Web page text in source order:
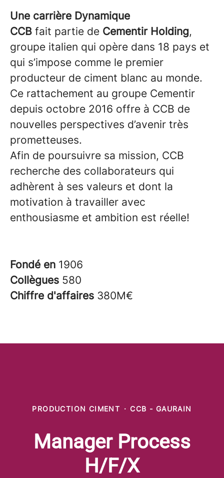
Une carrière Dynamique
CCB fait partie de Cementir Holding,
groupe italien qui opère dans 18 pays et
qui s’impose comme le premier
producteur de ciment blanc au monde.
Ce rattachement au groupe Cementir
depuis octobre 2016 offre à CCB de
nouvelles perspectives d’avenir très
prometteuses.
Afin de poursuivre sa mission, CCB
recherche des collaborateurs qui
adhèrent à ses valeurs et dont la
motivation à travailler avec
enthousiasme et ambition est réelle!
Fondé en 1906
Collègues 580
Chiffre d'affaires 380M€
PRODUCTION CIMENT · CCB - GAURAIN
Manager Process
H/F/X